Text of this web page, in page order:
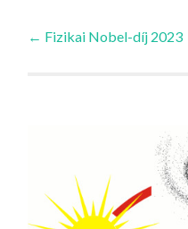
Bejegyzések
← Fizikai Nobel-díj 2023